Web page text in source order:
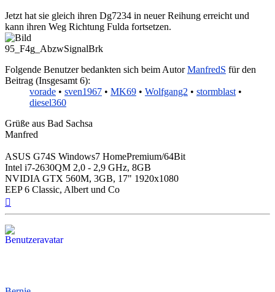
Jetzt hat sie gleich ihren Dg7234 in neuer Reihung erreicht und
kann ihren Weg Richtung Fulda fortsetzen.
95_F4g_AbzwSignalBrk
Folgende Benutzer bedankten sich beim AutorManfredS für den
Beitrag (Insgesamt 6):
vorade • sven1967 • MK69 • Wolfgang2 • stormblast•
diesel360
Grüße aus Bad Sachsa
Manfred
ASUS G74S Windows7 HomePremium/64Bit
Intel i7-2630QM 2,0 - 2,9 GHz, 8GB
NVIDIA GTX 560M, 3GB, 17" 1920x1080
EEP 6 Classic, Albert und Co
oben